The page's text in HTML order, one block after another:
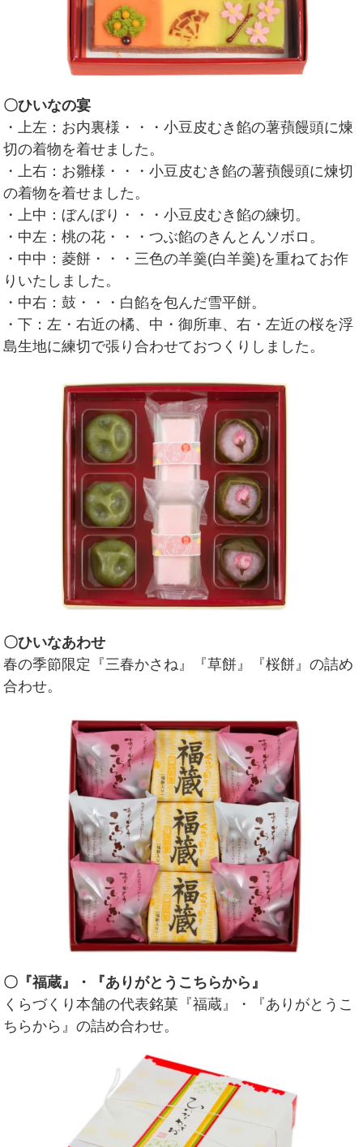
〇ひいなの宴
・上左：お内裏様・・・小豆皮むき餡の薯蕷饅頭に煉
切の着物を着せました。
・上右：お雛様・・・小豆皮むき餡の薯蕷饅頭に煉切
の着物を着せました。
・上中：ぼんぼり・・・小豆皮むき餡の練切。
・中左：桃の花・・・つぶ餡のきんとんソボロ。
・中中：菱餅・・・三色の羊羹(白羊羹)を重ねてお作
りいたしました。
・中右：鼓・・・白餡を包んだ雪平餅。
・下：左・右近の橘、中・御所車、右・左近の桜を浮
島生地に練切で張り合わせておつくりしました。
〇ひいなあわせ
春の季節限定『三春かさね』『草餅』『桜餅』の詰め
合わせ。
〇『福蔵』・『ありがとうこちらから』
くらづくり本舗の代表銘菓『福蔵』・『ありがとうこ
ちらから』の詰め合わせ。